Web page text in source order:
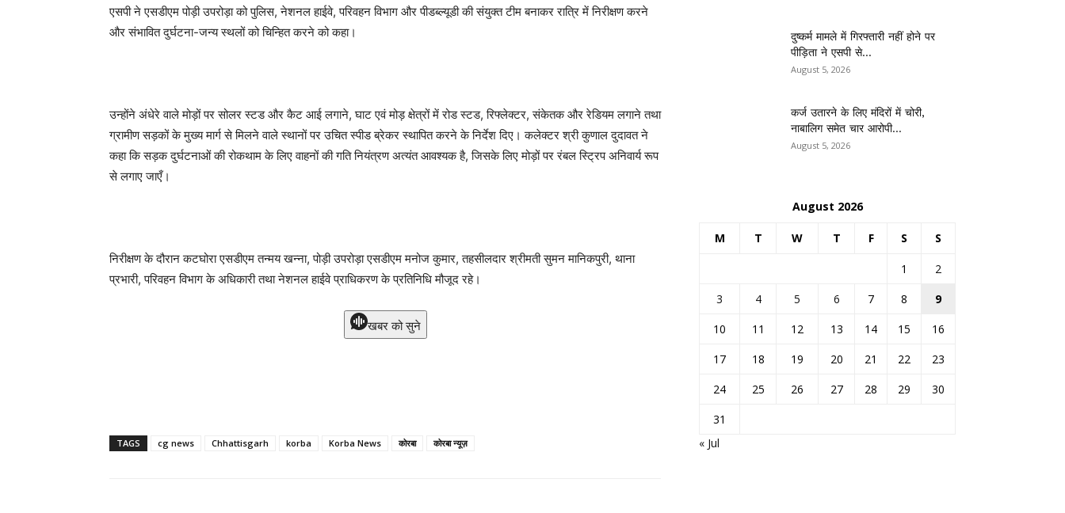
एसपी ने एसडीएम पोड़ी उपरोड़ा को पुलिस, नेशनल हाईवे, परिवहन विभाग और पीडब्ल्यूडी की संयुक्त टीम बनाकर रात्रि में निरीक्षण करने
और संभावित दुर्घटना-जन्य स्थलों को चिन्हित करने को कहा।
उन्होंने अंधेरे वाले मोड़ों पर सोलर स्टड और कैट आई लगाने, घाट एवं मोड़ क्षेत्रों में रोड स्टड, रिफ्लेक्टर, संकेतक और रेडियम लगाने तथा
ग्रामीण सड़कों के मुख्य मार्ग से मिलने वाले स्थानों पर उचित स्पीड ब्रेकर स्थापित करने के निर्देश दिए। कलेक्टर श्री कुणाल दुदावत ने
कहा कि सड़क दुर्घटनाओं की रोकथाम के लिए वाहनों की गति नियंत्रण अत्यंत आवश्यक है, जिसके लिए मोड़ों पर रंबल स्ट्रिप अनिवार्य रूप
से लगाए जाएँ।
निरीक्षण के दौरान कटघोरा एसडीएम तन्मय खन्ना, पोड़ी उपरोड़ा एसडीएम मनोज कुमार, तहसीलदार श्रीमती सुमन मानिकपुरी, थाना
प्रभारी, परिवहन विभाग के अधिकारी तथा नेशनल हाईवे प्राधिकरण के प्रतिनिधि मौजूद रहे।
खबर को सुने
TAGS cg news Chhattisgarh korba Korba News कोरबा कोरबा न्यूज़
दुष्कर्म मामले में गिरफ्तारी नहीं होने पर
पीड़िता ने एसपी से...
August 5, 2026
कर्ज उतारने के लिए मंदिरों में चोरी,
नाबालिग समेत चार आरोपी...
August 5, 2026
August 2026
M T W T F S S
1
2
3
4 5 6 7 8
9
10
11 12 13 14 15
16
17
18 19 20 21 22
23
24
25 26 27 28 29
30
31
« Jul